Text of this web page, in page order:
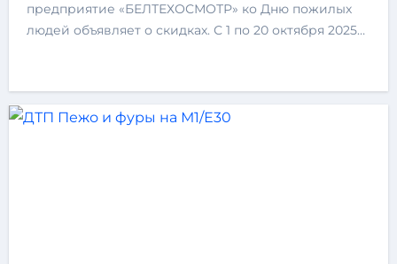
предприятие «БЕЛТЕХОСМОТР» ко Дню пожилых
людей объявляет о скидках. С 1 по 20 октября 2025…